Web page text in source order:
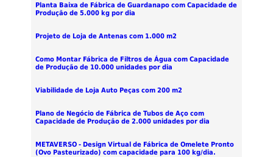
Planta Baixa de Fábrica de Guardanapo com Capacidade de
Produção de 5.000 kg por dia
Projeto de Loja de Antenas com 1.000 m2
Como Montar Fábrica de Filtros de Água com Capacidade
de Produção de 10.000 unidades por dia
Viabilidade de Loja Auto Peças com 200 m2
Plano de Negócio de Fábrica de Tubos de Aço com
Capacidade de Produção de 2.000 unidades por dia
METAVERSO - Design Virtual de Fábrica de Omelete Pronto
(Ovo Pasteurizado) com capacidade para 100 kg/dia.